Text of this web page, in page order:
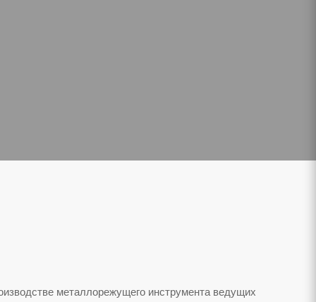
металлорежущего инструмента ведущих